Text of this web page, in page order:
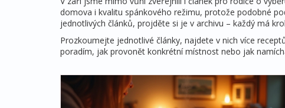
domova i kvalitu spánkového režimu, protože podobné
jednotlivých článků, projděte si je v archivu – každý má
Prozkoumejte jednotlivé články, najdete v nich více
poradím, jak provonět konkrétní místnost nebo jak